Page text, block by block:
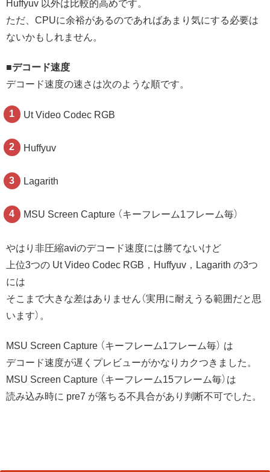
Huffyuv 以外は比較的高めです。
ただ、CPUに余裕があるのであればあまり気にする必要は
ないかもしれません。
■デコード速度
デコード速度の速さは次のような順です。
Ut Video Codec RGB
Huffyuv
Lagarith
MSU Screen Capture （キーフレーム1フレーム毎）
やはり非圧縮aviのデコード速度には勝てないけど
上位3つの Ut Video Codec RGB，Huffyuv，Lagarith の3つ
には
そこまで大きな差はありません（実用に耐えうる範囲だと思
います）。
MSU Screen Capture （キーフレーム1フレーム毎） は
デコード速度が遅くプレビューがかなりカクつきました。
MSU Screen Capture （キーフレーム15フレーム毎）は
読み込み時に pre7 が落ちる不具合があり判断不可でした。